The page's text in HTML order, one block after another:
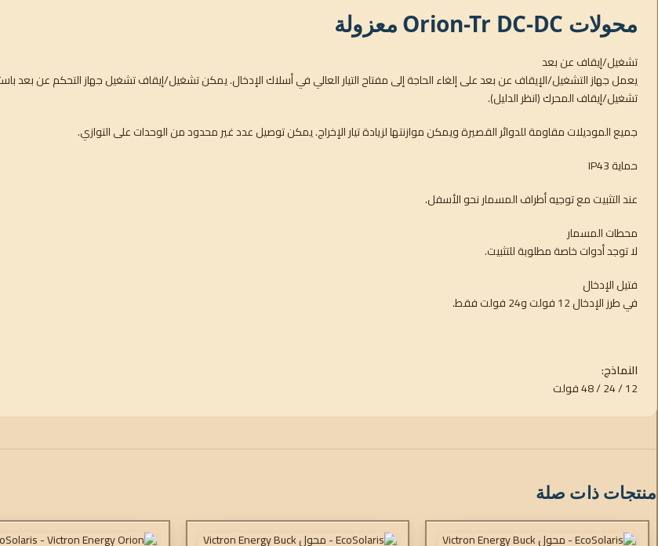
محولات Orion-Tr DC-DC معزولة
تشغيل/إيقاف عن بعد
يعمل جهاز التشغيل/الإيقاف عن بعد على إلغاء الحاجة إلى مفتاح التيار العالي في أسلاك الإدخال. يمكن تشغيل/إيقاف تشغيل جهاز التحكم عن
تشغيل/إيقاف المحرك (انظر الدليل).
جميع الموديلات مقاومة للدوائر القصيرة ويمكن موازنتها لزيادة تيار الإخراج. يمكن توصيل عدد غير محدود من الوحدات على التوازي.
حماية IP43
عند التثبيت مع توجيه أطراف المسمار نحو الأسفل.
محطات المسمار
لا توجد أدوات خاصة مطلوبة للتثبيت.
فتيل الإدخال
في طرز الإدخال 12 فولت و24 فولت فقط.
النماذج:
12 / 24 / 48 فولت
منتجات ذات صلة